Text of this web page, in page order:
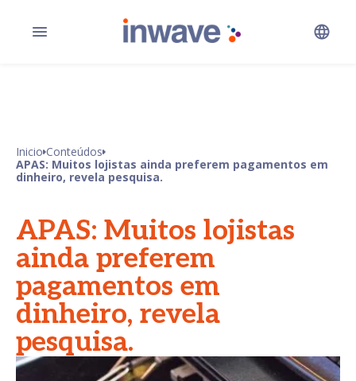
Inicio Conteúdos
APAS: Muitos lojistas ainda preferem pagamentos em
dinheiro, revela pesquisa.
APAS: Muitos lojistas
ainda preferem
pagamentos em
dinheiro, revela
pesquisa.